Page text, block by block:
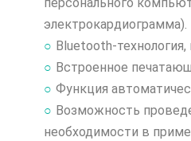
электрокардиограмма).
Bluetooth-
Встроенное
Функция
Возможность
необходимости в